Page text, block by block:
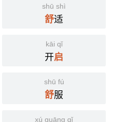
shū shì
舒适
kāi qǐ
开启
shū fú
舒服
xú guāng qǐ